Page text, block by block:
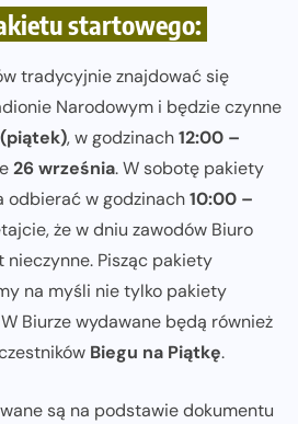
startowego:
tradycyjnie znajdować się
Narodowym i będzie czynne
, w godzinach12:00 –
26 września. W sobotę pakiety
odbierać w godzinach10:00 –
że w dniu zawodów Biuro
nieczynne. Pisząc pakiety
na myśli nie tylko pakiety
Biurze wydawane będą również
Biegu na Piątkę.
są na podstawie dokumentu